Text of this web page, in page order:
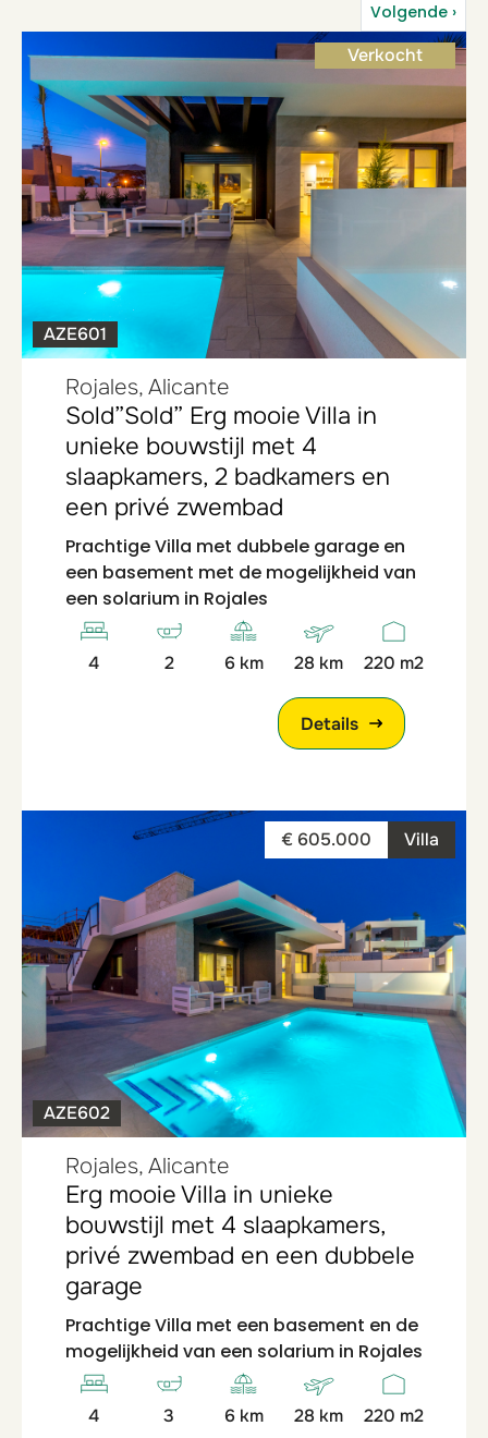
Volgende ›
Verkocht
AZE601
Rojales, Alicante
Sold”Sold” Erg mooie Villa in
unieke bouwstijl met 4
slaapkamers, 2 badkamers en
een privé zwembad
Prachtige Villa met dubbele garage en
een basement met de mogelijkheid van
een solarium in Rojales
4 2 6 km 28 km 220 m2
Details
Villa
€ 605.000
AZE602
Rojales, Alicante
Erg mooie Villa in unieke
bouwstijl met 4 slaapkamers,
privé zwembad en een dubbele
garage
Prachtige Villa met een basement en de
mogelijkheid van een solarium in Rojales
4 3 6 km 28 km 220 m2